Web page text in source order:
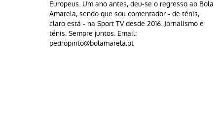
Europeus. Um ano antes, deu-se o regresso ao Bola
Amarela, sendo que sou comentador - de ténis,
claro está - na Sport TV desde 2016. Jornalismo e
ténis. Sempre juntos. Email:
pedropinto@bolamarela.pt